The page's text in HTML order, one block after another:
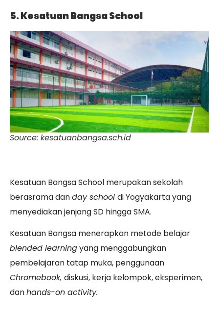
5. Kesatuan Bangsa School
Source: kesatuanbangsa.sch.id
Kesatuan Bangsa School merupakan sekolah
berasrama danday school di Yogyakarta yang
menyediakan jenjang SD hingga SMA.
Kesatuan Bangsa menerapkan metode belajar
blended learningyang menggabungkan
pembelajaran tatap muka, penggunaan
Chromebook, diskusi, kerja kelompok, eksperimen,
danhands-on activity.